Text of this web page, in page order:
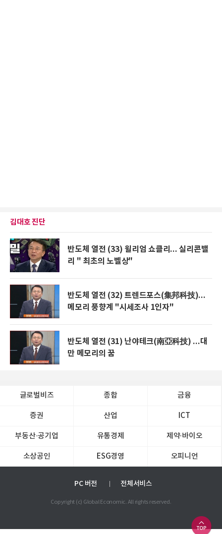
김대호 진단
반도체 열전 (33) 윌리엄 쇼클리... 실리콘밸
리 " 최초의 노벨상"
반도체 열전 (32) 트렌드포스(集邦科技)...
메모리 풍향계 "시세조사 1인자"
반도체 열전 (31) 난야테크(南亞科技) ...대
만 메모리의 꿈
글로벌비즈 종합 금융
증권 산업 ICT
부동산·공기업 유통경제 제약∙바이오
소상공인 ESG경영 오피니언
PC 버전 전체서비스
Copyright (c) Global Economic. All rights reserved.